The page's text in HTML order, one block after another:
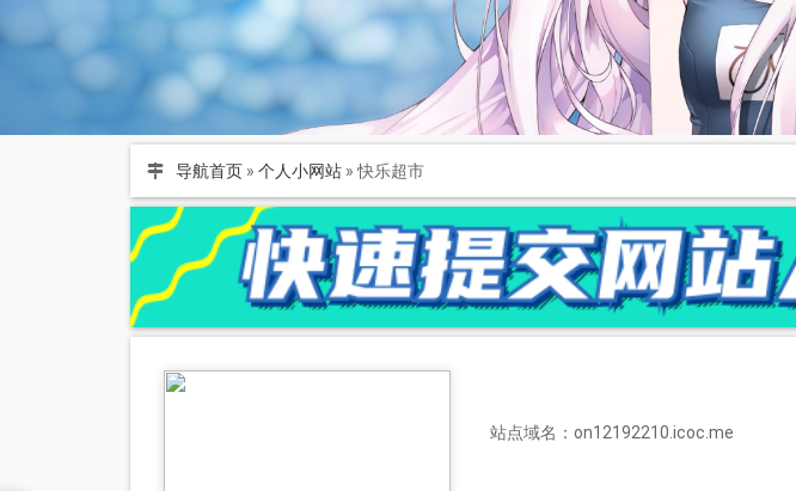
导航首页» 个人小网站» 快乐超市
站点域名：on12192210.icoc.me